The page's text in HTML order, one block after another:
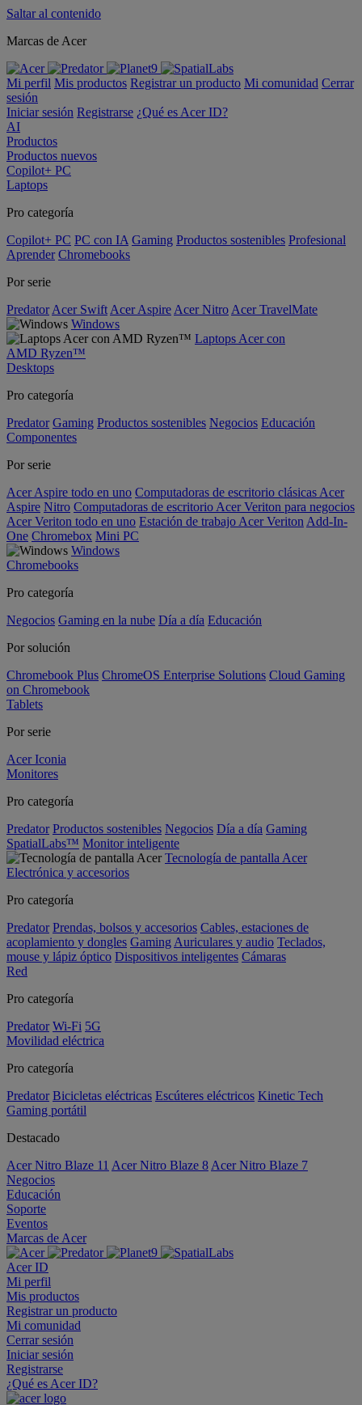
Saltar al contenido
Marcas de Acer
Mi perfil Mis productos Registrar un producto Mi comunidad Cerrar
sesión
Iniciar sesión Registrarse ¿Qué es Acer ID?
AI
Productos
Productos nuevos
Copilot+ PC
Laptops
Pro categoría
Copilot+ PC PC con IA Gaming Productos sostenibles Profesional
Aprender Chromebooks
Por serie
Predator Acer Swift Acer Aspire Acer Nitro Acer TravelMate
Windows
Laptops Acer con
AMD Ryzen™
Desktops
Pro categoría
Predator Gaming Productos sostenibles Negocios Educación
Componentes
Por serie
Acer Aspire todo en uno Computadoras de escritorio clásicas Acer
Aspire Nitro Computadoras de escritorio Acer Veriton para negocios
Acer Veriton todo en uno Estación de trabajo Acer Veriton Add-In-
One Chromebox Mini PC
Windows
Chromebooks
Pro categoría
Negocios Gaming en la nube Día a día Educación
Por solución
Chromebook Plus ChromeOS Enterprise Solutions Cloud Gaming
on Chromebook
Tablets
Por serie
Acer Iconia
Monitores
Pro categoría
Predator Productos sostenibles Negocios Día a día Gaming
SpatialLabs™ Monitor inteligente
Tecnología de pantalla Acer
Electrónica y accesorios
Pro categoría
Predator Prendas, bolsos y accesorios Cables, estaciones de
acoplamiento y dongles Gaming Auriculares y audio Teclados,
mouse y lápiz óptico Dispositivos inteligentes Cámaras
Red
Pro categoría
Predator Wi-Fi 5G
Movilidad eléctrica
Pro categoría
Predator Bicicletas eléctricas Escúteres eléctricos Kinetic Tech
Gaming portátil
Destacado
Acer Nitro Blaze 11 Acer Nitro Blaze 8 Acer Nitro Blaze 7
Negocios
Educación
Soporte
Eventos
Marcas de Acer
Acer ID
Mi perfil
Mis productos
Registrar un producto
Mi comunidad
Cerrar sesión
Iniciar sesión
Registrarse
¿Qué es Acer ID?